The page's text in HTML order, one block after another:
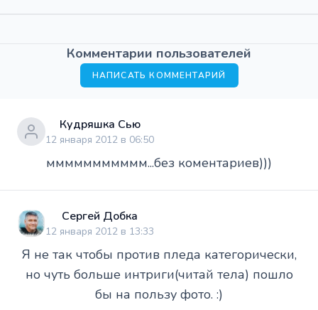
Комментарии пользователей
НАПИСАТЬ КОММЕНТАРИЙ
Кудряшка Сью
12 января 2012 в 06:50
ммммммммммм...без коментариев)))
Сергей Добка
12 января 2012 в 13:33
Я не так чтобы против пледа категорически,
но чуть больше интриги(читай тела) пошло
бы на пользу фото. :)